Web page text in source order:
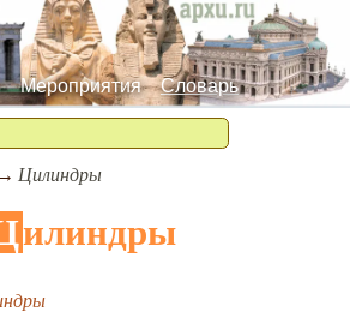
Мероприятия Словарь
Цилиндры
Цилиндры